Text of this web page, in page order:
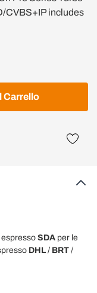
CVBS+IP includes
Carrello
SDA per le
DHL / BRT /